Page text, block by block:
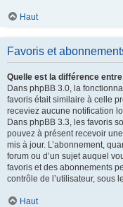
Haut
Favoris et
Quelle est la différence
Dans phpBB 3.0, la
favoris était similaire à celle
receviez aucune notification
Dans phpBB 3.3, les favoris
pouvez à présent recevoir
mis à jour. L’abonnement,
forum ou d’un sujet auquel
favoris et des abonnements
contrôle de l’utilisateur, sous
Haut